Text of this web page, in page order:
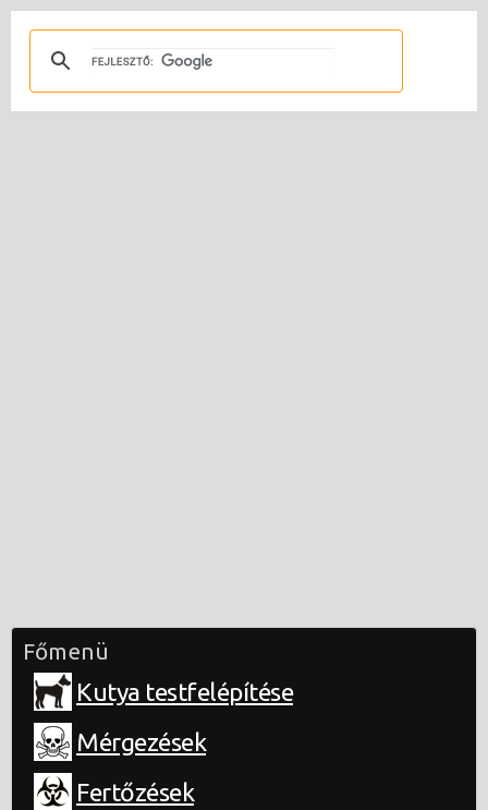
Főmenü
Kutya testfelépítése
Mérgezések
Fertőzések